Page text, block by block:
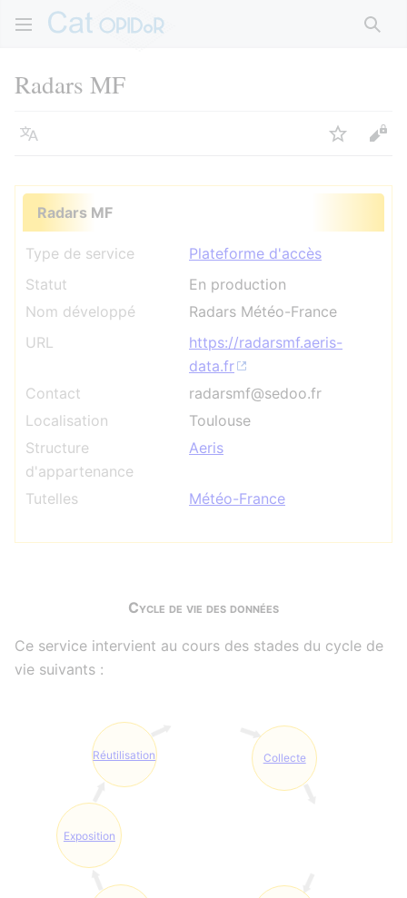
Radars MF
Langue Suivre
Radars MF
Type de service
Plateforme d'accès
Statut
En production
Nom développé
Radars Météo-France
URL
https://radarsmf.aeris-
data.fr
Contact
radarsmf@sedoo.fr
Localisation
Toulouse
Structure
d'appartenance
Aeris
Tutelles Météo-France
Cycle de vie des données
Ce service intervient au cours des stades du cycle de
vie suivants :
Collecte
Exposition
Réutilisation